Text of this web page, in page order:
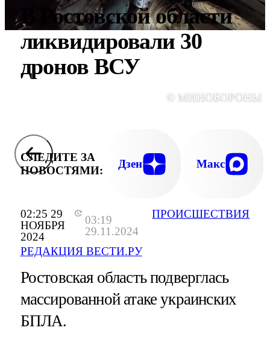
02:25 29
НОЯБРЯ
2024
03:19
29.11.2024
РЕДАКЦИЯ ВЕСТИ.РУ
ПРОИСШЕСТВИЯ
В Ростовской области
ликвидировали 30
дронов ВСУ
© МИНОБОРОНЫ
СЛЕДИТЕ ЗА
НОВОСТЯМИ:
Дзен Макс
Ростовская область подверглась
массированной атаке украинских
БПЛА.